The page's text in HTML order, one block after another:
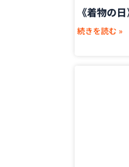
《着物の
続きを読む »